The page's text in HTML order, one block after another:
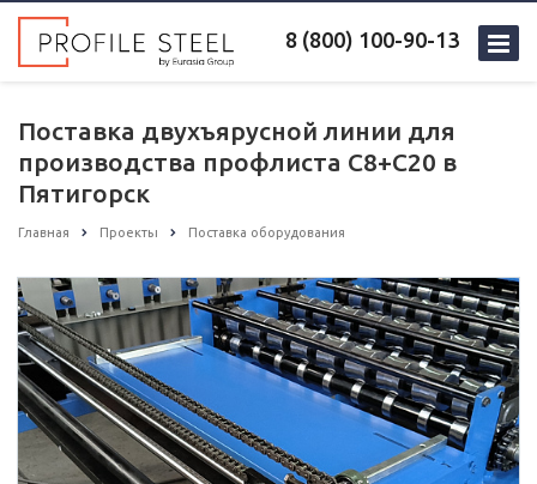
8 (800) 100-90-13
Поставка двухъярусной линии для
производства профлиста С8+С20 в
Пятигорск
Главная Проекты Поставка оборудования